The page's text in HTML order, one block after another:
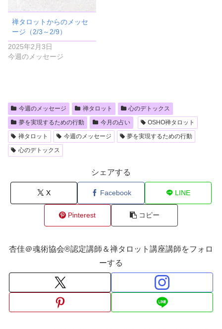
禅タロットからのメッセ
ージ（2/3～2/9）
2025年2月3日
今週のメッセージ
今週のメッセージ 禅タロット
心のデトックス
夢を実現するための行動
今月の占い
OSHO禅タロット
禅タロット
今週のメッセージ
夢を実現するための行動
心のデトックス
シェアする
X Facebook LINE
Pinterest コピー
杏佳＠魂術協会®認定講師＆禅タロット講座講師をフォロ
ーする